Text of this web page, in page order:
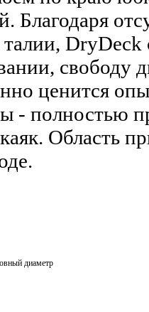
Благодаря
DryDeck
свободу
ценится
- полностью
Область
диаметр